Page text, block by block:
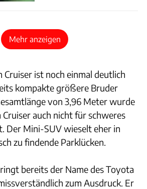
Mehr anzeigen
ist noch einmal deutlich
kompakte größere Bruder
von 3,96 Meter wurde
auch nicht für schweres
Der Mini-SUV wieselt eher in
zu findende Parklücken.
bereits der Name des Toyota
zum Ausdruck. Er